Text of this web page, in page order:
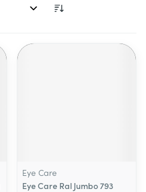
Eye Care
Eye Care Ral Jumbo 793